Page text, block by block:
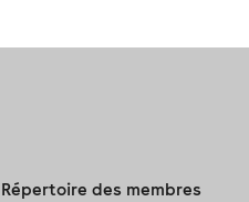
Répertoire des membres